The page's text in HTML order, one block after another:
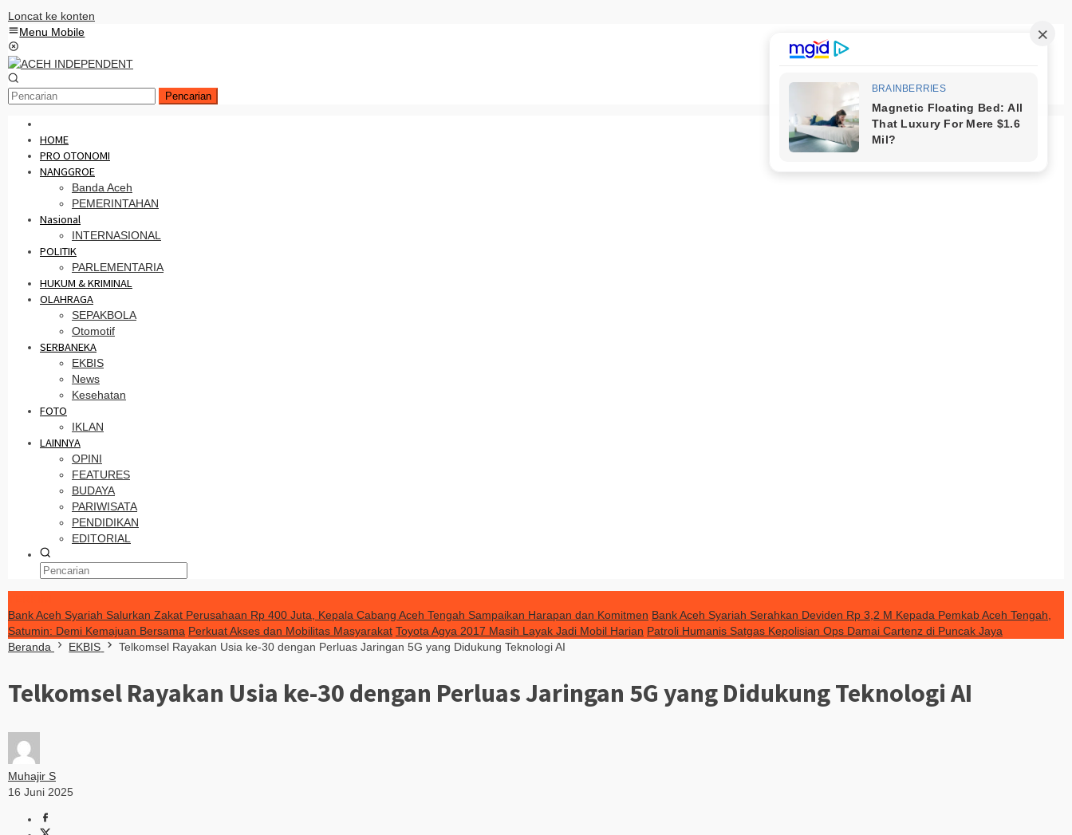
Loncat ke konten
Menu Mobile
Pencarian
HOME
PRO OTONOMI
NANGGROE
Banda Aceh
PEMERINTAHAN
Nasional
INTERNASIONAL
POLITIK
PARLEMENTARIA
HUKUM & KRIMINAL
OLAHRAGA
SEPAKBOLA
Otomotif
SERBANEKA
EKBIS
News
Kesehatan
FOTO
IKLAN
LAINNYA
OPINI
FEATURES
BUDAYA
PARIWISATA
PENDIDIKAN
EDITORIAL
Bank Aceh Syariah Salurkan Zakat Perusahaan Rp 400 Juta, Kepala Cabang Aceh Tengah Sampaikan Harapan dan Komitmen Bank Aceh Syariah Serahkan Deviden Rp 3,2 M Kepada Pemkab Aceh Tengah,
Satumin: Demi Kemajuan Bersama Perkuat Akses dan Mobilitas Masyarakat Toyota Agya 2017 Masih Layak Jadi Mobil Harian Patroli Humanis Satgas Kepolisian Ops Damai Cartenz di Puncak Jaya
Beranda
EKBIS Telkomsel Rayakan Usia ke-30 dengan Perluas Jaringan 5G yang Didukung Teknologi AI
Telkomsel Rayakan Usia ke-30 dengan Perluas Jaringan 5G yang Didukung Teknologi AI
Muhajir S
16 Juni 2025